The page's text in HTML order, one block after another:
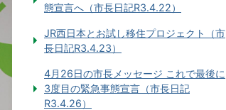
態宣言へ（市長日記R3.4.22）
JR西日本とお試し移住プロジェクト（市
長日記R3.4.23）
4月26日の市長メッセージ これで最後に
3度目の緊急事態宣言（市長日記
R3.4.26）